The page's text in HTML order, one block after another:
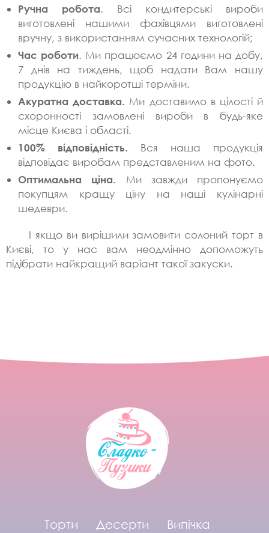
Ручна робота. Всі кондитерські вироби
виготовлені нашими фахівцями виготовлені
вручну, з використанням сучасних технологій;
Час роботи. Ми працюємо 24 години на добу,
7 днів на тиждень, щоб надати Вам нашу
продукцію в найкоротші терміни.
Акуратна доставка. Ми доставимо в цілості й
схоронності замовлені вироби в будь-яке
місце Києва і області.
100% відповідність. Вся наша продукція
відповідає виробам представленим на фото.
Оптимальна ціна. Ми завжди пропонуємо
покупцям кращу ціну на наші кулінарні
шедеври.
І якщо ви вирішили замовити солоний торт в
Києві, то у нас вам неодмінно допоможуть
підібрати найкращий варіант такої закуски.
Торти Десерти
Випічка